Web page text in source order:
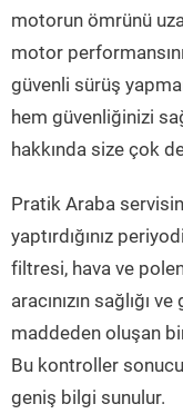
motorun ömrünü
motor
güvenli sürüş
hem güvenliğinizi
hakkında size çok
Pratik Araba
yaptırdığınız
filtresi, hava ve
aracınızın sağlığı
maddeden oluşan
Bu kontroller sonucu
geniş bilgi sunulur.